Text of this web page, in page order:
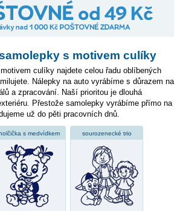
s motivem culíky
culíky najdete celou řadu oblíbených
Nálepky na auto vyrábíme s důrazem na
a zpracování. Naší prioritou je dlouhá
Přestože samolepky vyrábíme přímo na
už do pěti pracovních dnů.
s medvídkem sourozenecké trio